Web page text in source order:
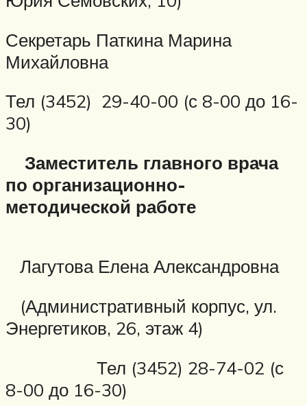
Секретарь Паткина Марина
Михайловна
Тел (3452) 29-40-00 (с 8-00 до 16-
30)
Заместитель главного врача
по организационно-
методической работе
Лагутова Елена Александровна
(Административный корпус, ул.
Энергетиков, 26, этаж 4)
Тел (3452) 28-74-02 (с
8-00 до 16-30)